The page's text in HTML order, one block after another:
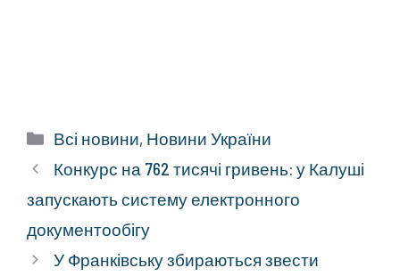
Категорії
Всі новини, Новини України
Конкурс на 762 тисячі гривень: у Калуші
запускають систему електронного
документообігу
У Франківську збираються звести